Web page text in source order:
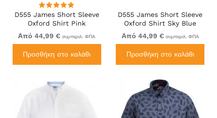
D555 James Short Sleeve
Oxford Shirt Pink
Από 44,99 € συμπεριλ. ΦΠΑ
Προσθήκη στο καλάθι
D555 James Short Sleeve
Oxford Shirt Sky Blue
Από 44,99 € συμπεριλ. ΦΠΑ
Προσθήκη στο καλάθι